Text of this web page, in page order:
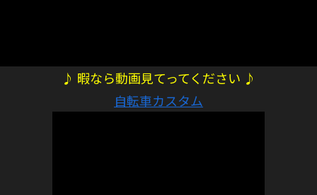
♪ 暇なら動画見てってください ♪
自転車カスタム